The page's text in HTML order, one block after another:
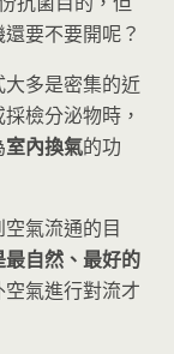
要不要開呢？
多是密集的近
檢分泌物時，
室內換氣的功
氣流通的目
自然、最好的
氣進行對流才